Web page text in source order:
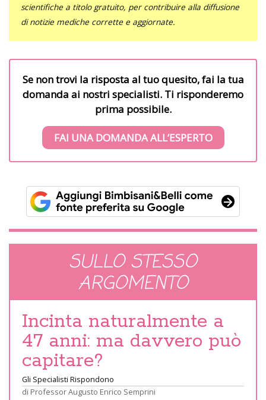
scientifiche a titolo gratuito, per contribuire alla diffusione
di notizie mediche corrette e aggiornate.
Se non trovi la risposta al tuo quesito, fai la tua
domanda ai nostri specialisti. Ti risponderemo
prima possibile.
FAI UNA DOMANDA ALL’ESPERTO
SULLO STESSO
ARGOMENTO
Incinta naturalmente a
47 anni: ma davvero può
capitare?
Gli Specialisti Rispondono
di Professor Augusto Enrico Semprini